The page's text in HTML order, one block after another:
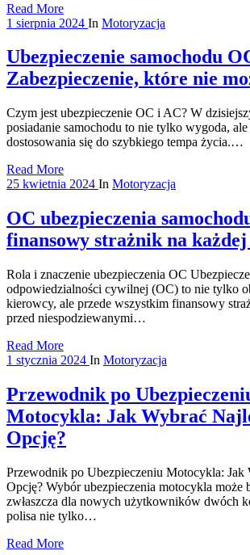
Read More
1 sierpnia 2024 In Motoryzacja
Ubezpieczenie samochodu
Zabezpieczenie, które nie
Czym jest ubezpieczenie OC i AC? W
posiadanie samochodu to nie tylko wygoda,
dostosowania się do szybkiego tempa życia.…
Read More
25 kwietnia 2024 In Motoryzacja
OC ubezpieczenia
finansowy strażnik na
Rola i znaczenie ubezpieczenia OC
odpowiedzialności cywilnej (OC) to nie tylko
kierowcy, ale przede wszystkim finansowy
przed niespodziewanymi…
Read More
1 stycznia 2024 In Motoryzacja
Przewodnik po
Motocykla: Jak Wybrać
Opcję?
Przewodnik po Ubezpieczeniu Motocykla: Jak
Opcję? Wybór ubezpieczenia motocykla może
zwłaszcza dla nowych użytkowników dwóch
polisa nie tylko…
Read More